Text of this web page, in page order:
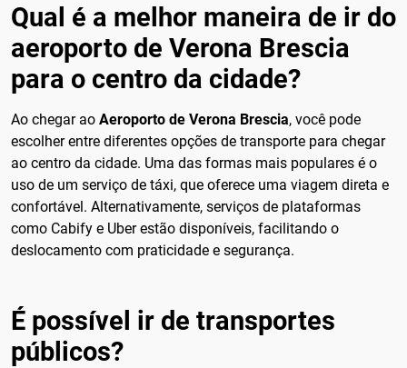
Qual é a melhor maneira de ir do
aeroporto de Verona Brescia
para o centro da cidade?
Ao chegar ao Aeroporto de Verona Brescia, você pode
escolher entre diferentes opções de transporte para chegar
ao centro da cidade. Uma das formas mais populares é o
uso de um serviço de táxi, que oferece uma viagem direta e
confortável. Alternativamente, serviços de plataformas
como Cabify e Uber estão disponíveis, facilitando o
deslocamento com praticidade e segurança.
É possível ir de transportes
públicos?